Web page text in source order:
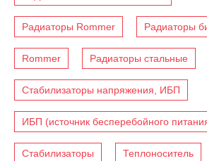
Радиаторы Rommer Радиаторы
Rommer Радиаторы стальные
Стабилизаторы напряжения, ИБП
ИБП (источник бесперебойного
Стабилизаторы Теплоноситель